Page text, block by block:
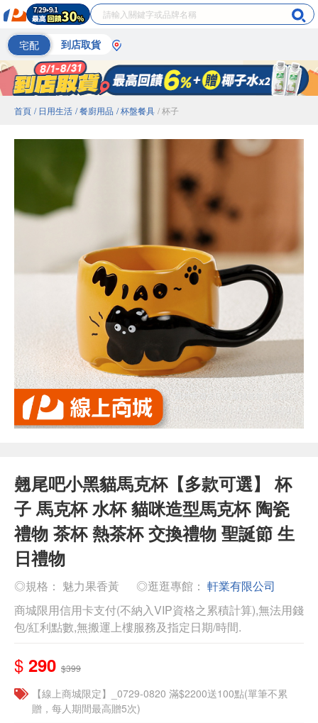
宅配 到店取貨
首頁 / 日用生活 / 餐廚用品 / 杯盤餐具 / 杯子
翹尾吧小黑貓馬克杯【多款可選】 杯
子 馬克杯 水杯 貓咪造型馬克杯 陶瓷
禮物 茶杯 熱茶杯 交換禮物 聖誕節 生
日禮物
◎規格： 魅力果香黃 ◎逛逛專館： 軒業有限公司
商城限用信用卡支付(不納入VIP資格之累積計算),無法用錢
包/紅利點數,無搬運上樓服務及指定日期/時間.
$ 290 $399
【線上商城限定】_0729-0820 滿$2200送100點(單筆不累
贈，每人期間最高贈5次)